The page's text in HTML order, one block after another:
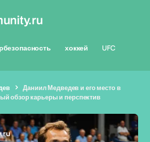
хоккей
UFC
Даниил Медведев и его место в
обзор карьеры и перспектив